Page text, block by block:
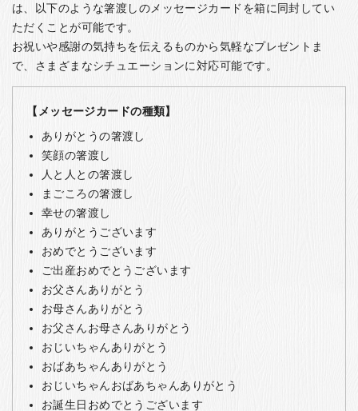
は、以下のような箸渡しのメッセージカードを箱に同封してい
ただくことが可能です。
お祝いや感謝の気持ちを伝えるものから気軽なプレゼントま
で、さまざまなシチュエーションに対応可能です。
【メッセージカードの種類】
ありがとうの箸渡し
笑顔の箸渡し
人と人との箸渡し
まごころの箸渡し
幸せの箸渡し
ありがとうございます
おめでとうございます
ご出産おめでとうございます
お父さんありがとう
お母さんありがとう
お父さんお母さんありがとう
おじいちゃんありがとう
おばあちゃんありがとう
おじいちゃんおばあちゃんありがとう
お誕生日おめでとうございます